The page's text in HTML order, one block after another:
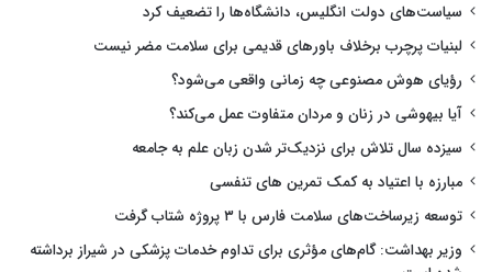
سیاست‌های دولت انگلیس، دانشگاه‌ها را تضعیف کرد
لبنیات پرچرب برخلاف باورهای قدیمی برای سلامت مضر نیست
رؤیای هوش مصنوعی چه زمانی واقعی می‌شود؟
آیا بیهوشی در زنان و مردان متفاوت عمل می‌کند؟
سیزده سال تلاش برای نزدیک‌تر شدن زبان علم به جامعه
مبارزه با اعتیاد به کمک تمرین های تنفسی
توسعه زیرساخت‌های سلامت فارس با ۳ پروژه شتاب گرفت
وزیر بهداشت: گام‌های مؤثری برای تداوم خدمات پزشکی در شیراز برداشته